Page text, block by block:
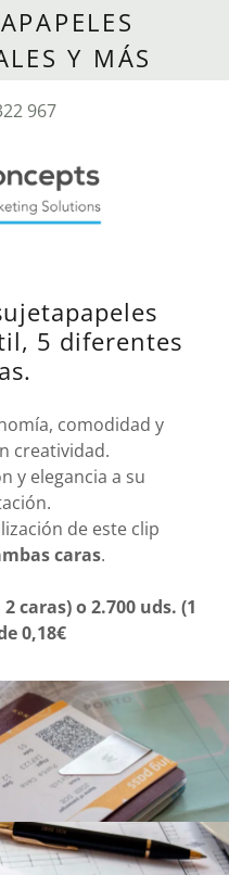
Y MÁS
967
5 diferentes
comodidad y
creatividad.
y elegancia a su
de este clip
caras.
caras) o 2.700 uds. (1
0,18€